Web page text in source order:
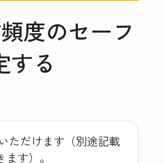
度のセーフ
する
ただけます（別途記載
す）。